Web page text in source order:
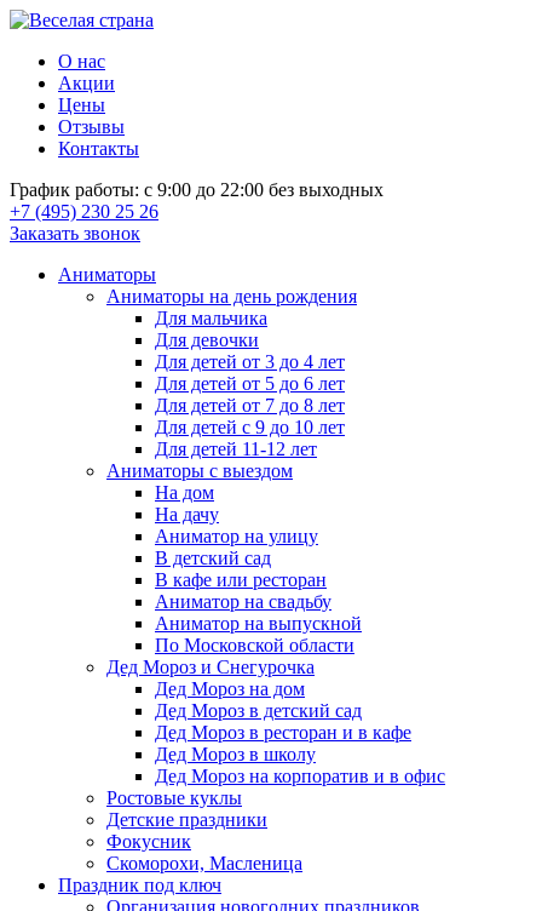
О нас
Акции
Цены
Отзывы
Контакты
График работы: с 9:00 до 22:00 без выходных
+7 (495) 230 25 26
Заказать звонок
Аниматоры
Аниматоры на день рождения
Для мальчика
Для девочки
Для детей от 3 до 4 лет
Для детей от 5 до 6 лет
Для детей от 7 до 8 лет
Для детей с 9 до 10 лет
Для детей 11-12 лет
Аниматоры с выездом
На дом
На дачу
Аниматор на улицу
В детский сад
В кафе или ресторан
Аниматор на свадьбу
Аниматор на выпускной
По Московской области
Дед Мороз и Снегурочка
Дед Мороз на дом
Дед Мороз в детский сад
Дед Мороз в ресторан и в кафе
Дед Мороз в школу
Дед Мороз на корпоратив и в офис
Ростовые куклы
Детские праздники
Фокусник
Скоморохи, Масленица
Праздник под ключ
Организация новогодних праздников